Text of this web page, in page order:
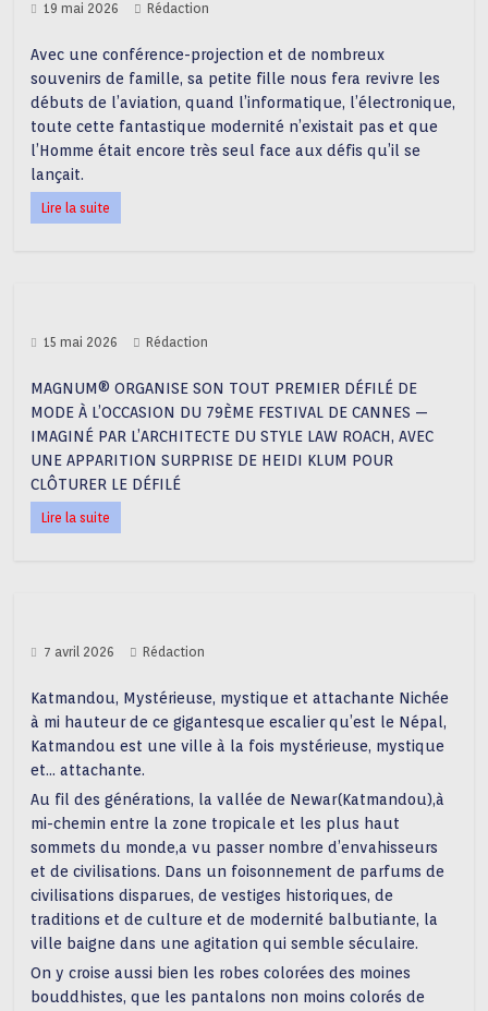
19 mai 2026 Rédaction
Avec une conférence-projection et de nombreux
souvenirs de famille, sa petite fille nous fera revivre les
débuts de l’aviation, quand l’informatique, l’électronique,
toute cette fantastique modernité n’existait pas et que
l’Homme était encore très seul face aux défis qu’il se
lançait.
Lire la suite
15 mai 2026 Rédaction
MAGNUM® ORGANISE SON TOUT PREMIER DÉFILÉ DE
MODE À L’OCCASION DU 79ÈME FESTIVAL DE CANNES —
IMAGINÉ PAR L’ARCHITECTE DU STYLE LAW ROACH, AVEC
UNE APPARITION SURPRISE DE HEIDI KLUM POUR
CLÔTURER LE DÉFILÉ
Lire la suite
7 avril 2026 Rédaction
Katmandou, Mystérieuse, mystique et attachante Nichée
à mi hauteur de ce gigantesque escalier qu’est le Népal,
Katmandou est une ville à la fois mystérieuse, mystique
et… attachante.
Au fil des générations, la vallée de Newar(Katmandou),à
mi-chemin entre la zone tropicale et les plus haut
sommets du monde,a vu passer nombre d’envahisseurs
et de civilisations. Dans un foisonnement de parfums de
civilisations disparues, de vestiges historiques, de
traditions et de culture et de modernité balbutiante, la
ville baigne dans une agitation qui semble séculaire.
On y croise aussi bien les robes colorées des moines
bouddhistes, que les pantalons non moins colorés de